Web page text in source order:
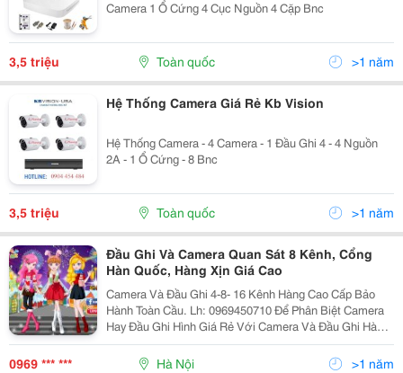
Camera 1 Ổ Cứng 4 Cục Nguồn 4 Cặp Bnc
3,5 triệu Toàn quốc >1 năm
Hệ Thống Camera Giá Rẻ Kb Vision
Hệ Thống Camera - 4 Camera - 1 Đầu Ghi 4 - 4 Nguồn
2A - 1 Ổ Cứng - 8 Bnc
3,5 triệu Toàn quốc >1 năm
Đầu Ghi Và Camera Quan Sát 8 Kênh, Cổng
Hàn Quốc, Hàng Xịn Giá Cao
Camera Và Đầu Ghi 4-8- 16 Kênh Hàng Cao Cấp Bảo
Hành Toàn Cầu. Lh: 0969450710 Để Phân Biệt Camera
Hay Đầu Ghi Hình Giá Rẻ Với Camera Và Đầu Ghi Hàn
Quốc Rất Đơn Giản: Hàng Chính Hãng Hàn Quốc Thì To
Hơn, Nặng Hơn, Nét Hơn...và Đắt Hơn Khá Nhiều- Đ
0969 *** *** Hà Nội >1 năm